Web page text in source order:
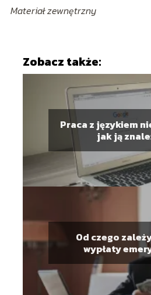
Materiał zewnętrzny
Zobacz także:
Praca z językiem
jak ją
Od czego
wypłaty